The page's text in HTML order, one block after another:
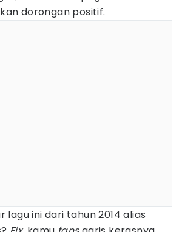
dorongan positif.
lagu ini dari tahun 2014 alias